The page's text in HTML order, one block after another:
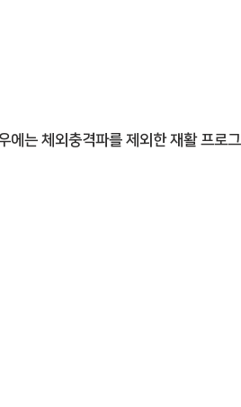
는 체외충격파를 제외한 재활 프로